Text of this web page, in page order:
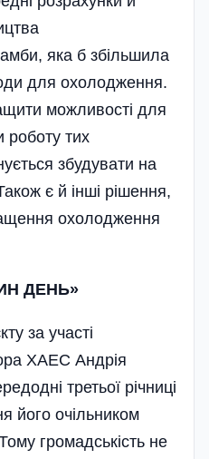
яка б збільшила
для охолодження.
можливості для
роботу тих
збудувати на
є й інші рішення,
охолодження
ДЕНЬ»
за участі
ХАЕС Андрія
третьої річниці
його очільником
громадськість не